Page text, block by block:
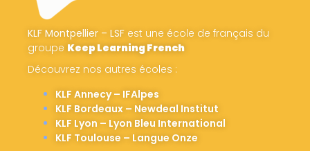
KLF Montpellier – LSF est une école de français du
groupe Keep Learning French
Découvrez nos autres écoles :
KLF Annecy – IFAlpes
KLF Bordeaux – Newdeal Institut
KLF Lyon – Lyon Bleu International
KLF Toulouse – Langue Onze